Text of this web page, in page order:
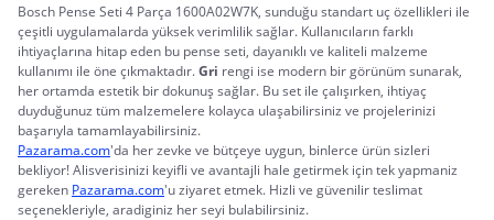
Bosch Pense Seti 4 Parça 1600A02W7K, sunduğu standart uç özellikleri ile
çeşitli uygulamalarda yüksek verimlilik sağlar. Kullanıcıların farklı
ihtiyaçlarına hitap eden bu pense seti, dayanıklı ve kaliteli malzeme
kullanımı ile öne çıkmaktadır. Gri rengi ise modern bir görünüm sunarak,
her ortamda estetik bir dokunuş sağlar. Bu set ile çalışırken, ihtiyaç
duyduğunuz tüm malzemelere kolayca ulaşabilirsiniz ve projelerinizi
başarıyla tamamlayabilirsiniz.
Pazarama.com'da her zevke ve bütçeye uygun, binlerce ürün sizleri
bekliyor! Alisverisinizi keyifli ve avantajli hale getirmek için tek yapmaniz
gereken Pazarama.com'u ziyaret etmek. Hizli ve güvenilir teslimat
seçenekleriyle, aradiginiz her seyi bulabilirsiniz.